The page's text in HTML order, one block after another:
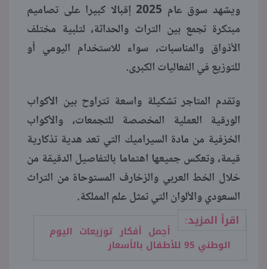
منوعاتويشهد سوق عام 2025 إقبالا كبيرا على تصاميم
مبتكرة تجمع بين التراث والحداثة، لتلبية مختلف
الأذواق والمناسبات، سواء للاستخدام اليومي أو
للتوزيع في الفعاليات الكبرى.
وتقدم المتاجر تشكيلة واسعة تتراوح بين الأكواب
الورقية العملية المخصصة للتجمعات، والأكواب
الخزفية من مادة السيراميك التي تعد هدية تذكارية
قيمة، وتعكس جميعها اهتماما بالتفاصيل الدقيقة من
خلال الخط العربي والزخارف المستوحاة من التراث
السعودي والألوان التي تمثل علم المملكة.
اقرأ المزيد:
أجمل أفكار توزيعات اليوم
الوطني 95 للأطفال بالأسعار